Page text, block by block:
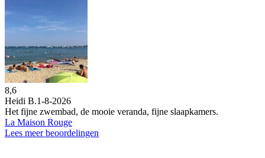
8,6
Heidi B.1-8-2026
Het fijne zwembad, de mooie veranda, fijne slaapkamers.
La Maison Rouge
Lees meer beoordelingen